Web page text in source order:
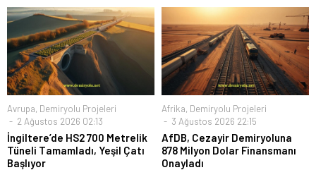
Avrupa, Demiryolu Projeleri
2 Ağustos 2026 02:13
İngiltere’de HS2 700 Metrelik
Tüneli Tamamladı, Yeşil Çatı
Başlıyor
Afrika, Demiryolu Projeleri
3 Ağustos 2026 22:15
AfDB, Cezayir Demiryoluna
878 Milyon Dolar Finansmanı
Onayladı